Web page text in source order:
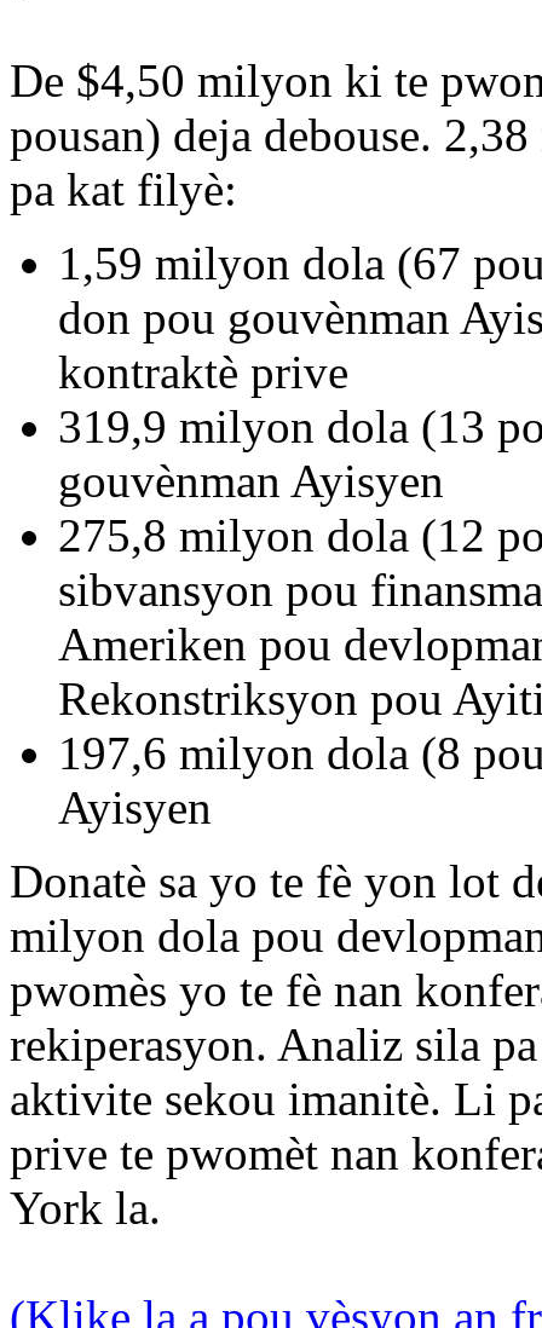
De $4,50 milyon ki te
pousan) deja debouse.
pa kat filyè:
1,59 milyon dola (67
don pou gouvènman
kontraktè prive
319,9 milyon dola (13
gouvènman Ayisyen
275,8 milyon dola (12
sibvansyon pou
Ameriken pou
Rekonstriksyon pou
197,6 milyon dola (8
Ayisyen
Donatè sa yo te fè yon lot
milyon dola pou
pwomès yo te fè nan
rekiperasyon. Analiz sila
aktivite sekou imanitè. Li
prive te pwomèt nan
York la.
(Klike la a pou vèsyon an